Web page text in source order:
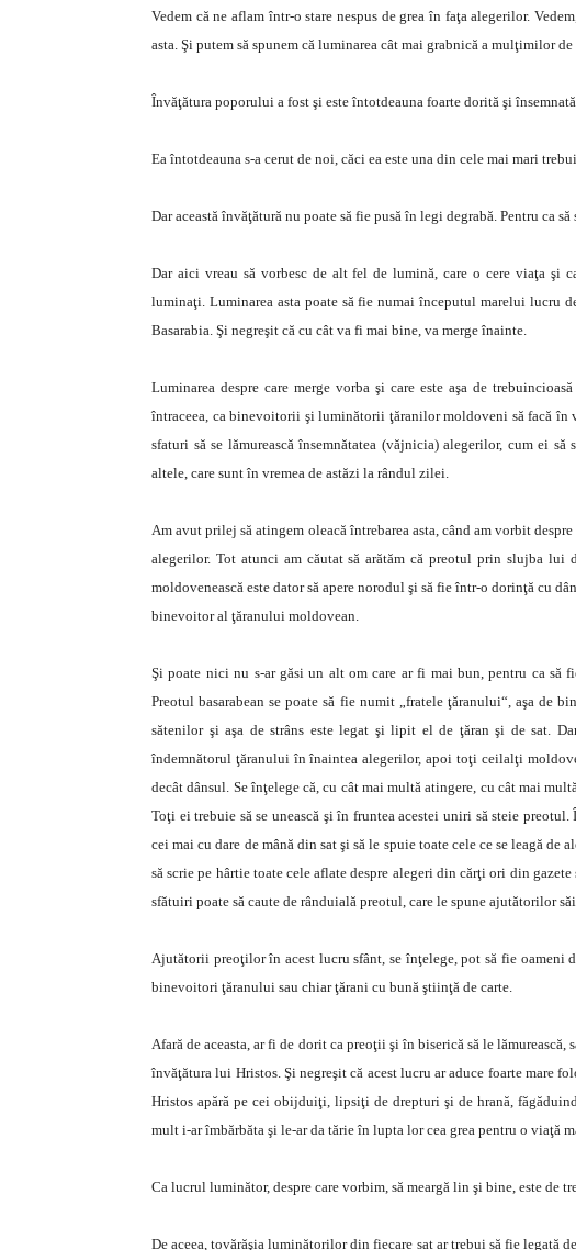
Vedem că ne aflam într-o stare nespus de grea în faţa alegerilor.
asta. Şi putem să spunem că luminarea cât mai grabnică a mulţimilor
Învăţătura poporului a fost şi este întotdeauna foarte dorită şi
Ea întotdeauna s-a cerut de noi, căci ea este una din cele mai mari
Dar această învăţătură nu poate să fie pusă în legi degrabă. Pentru ca
Dar aici vreau să vorbesc de alt fel de lumină, care o cere viaţa şi
luminaţi. Luminarea asta poate să fie numai începutul marelui lucru
Basarabia. Şi negreşit că cu cât va fi mai bine, va merge înainte.
Luminarea despre care merge vorba şi care este aşa de
întraceea, ca binevoitorii şi luminătorii ţăranilor moldoveni să facă în
sfaturi să se lămurească însemnătatea (văjnicia) alegerilor, cum ei
altele, care sunt în vremea de astăzi la rândul zilei.
Am avut prilej să atingem oleacă întrebarea asta, când am vorbit
alegerilor. Tot atunci am căutat să arătăm că preotul prin slujba lui
moldovenească este dator să apere norodul şi să fie într-o dorinţă cu
binevoitor al ţăranului moldovean.
Şi poate nici nu s-ar găsi un alt om care ar fi mai bun, pentru ca
Preotul basarabean se poate să fie numit „fratele ţăranului“, aşa de
sătenilor şi aşa de strâns este legat şi lipit el de ţăran şi de sat.
îndemnătorul ţăranului în înaintea alegerilor, apoi toţi ceilalţi
decât dânsul. Se înţelege că, cu cât mai multă atingere, cu cât mai
Toţi ei trebuie să se unească şi în fruntea acestei uniri să steie
cei mai cu dare de mână din sat şi să le spuie toate cele ce se leagă
să scrie pe hârtie toate cele aflate despre alegeri din cărţi ori din
sfătuiri poate să caute de rânduială preotul, care le spune ajutătorilor
Ajutătorii preoţilor în acest lucru sfânt, se înţelege, pot să fie oameni
binevoitori ţăranului sau chiar ţărani cu bună ştiinţă de carte.
Afară de aceasta, ar fi de dorit ca preoţii şi în biserică să le
învăţătura lui Hristos. Şi negreşit că acest lucru ar aduce foarte mare
Hristos apără pe cei obijduiţi, lipsiţi de drepturi şi de hrană,
mult i-ar îmbărbăta şi le-ar da tărie în lupta lor cea grea pentru o viaţă
Ca lucrul luminător, despre care vorbim, să meargă lin şi bine, este de
De aceea, tovărăşia luminătorilor din fiecare sat ar trebui să fie legată